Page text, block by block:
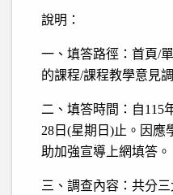
說明：
一、填答路徑：首頁/
的課程/課程教學意見
二、填答時間：自115
28日(星期日)止。因應
助加強宣導上網填答。
三、調查內容：共分